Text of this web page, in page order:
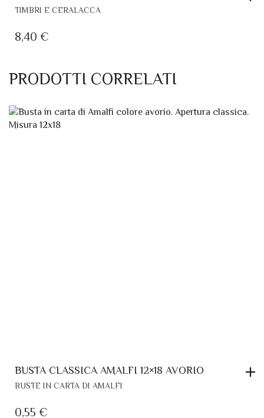
TIMBRI E CERALACCA
8,40 €
PRODOTTI CORRELATI
BUSTA CLASSICA AMALFI 12×18 AVORIO
BUSTE IN CARTA DI AMALFI
0,55 €